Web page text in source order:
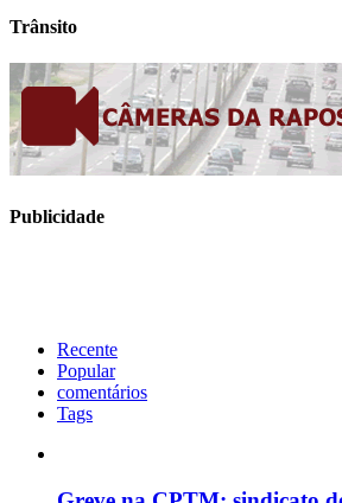
Trânsito
Publicidade
Recente
Popular
comentários
Tags